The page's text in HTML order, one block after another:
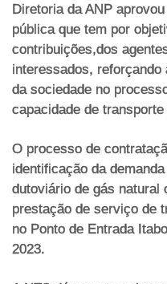
Diretoria da ANP
pública que tem por
contribuições,dos
interessados,
da sociedade no
capacidade de
O processo de
identificação da
dutoviário de gás natural
prestação de serviço de
no Ponto de Entrada
2023.